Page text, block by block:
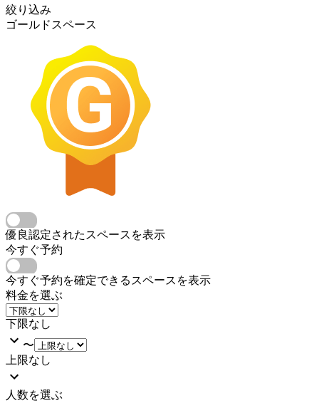
絞り込み
ゴールドスペース
優良認定されたスペースを表示
今すぐ予約
今すぐ予約を確定できるスペースを表示
料金を選ぶ
下限なし
〜
上限なし
人数を選ぶ